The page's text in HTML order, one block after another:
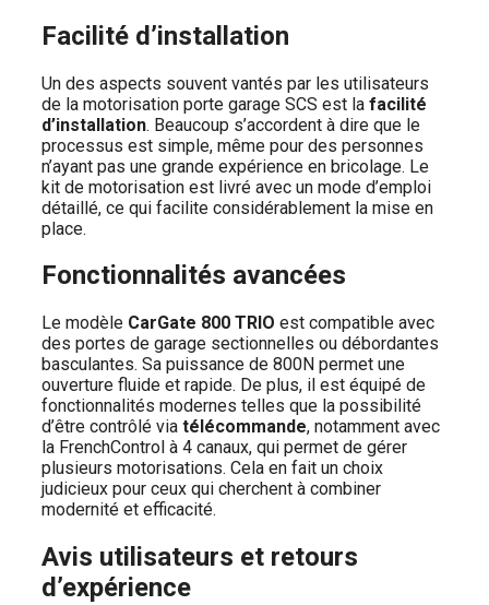
Facilité d’installation
Un des aspects souvent vantés par les utilisateurs
de la motorisation porte garage SCS est la facilité
d’installation. Beaucoup s’accordent à dire que le
processus est simple, même pour des personnes
n’ayant pas une grande expérience en bricolage. Le
kit de motorisation est livré avec un mode d’emploi
détaillé, ce qui facilite considérablement la mise en
place.
Fonctionnalités avancées
Le modèle CarGate 800 TRIO est compatible avec
des portes de garage sectionnelles ou débordantes
basculantes. Sa puissance de 800N permet une
ouverture fluide et rapide. De plus, il est équipé de
fonctionnalités modernes telles que la possibilité
d’être contrôlé via télécommande, notamment avec
la FrenchControl à 4 canaux, qui permet de gérer
plusieurs motorisations. Cela en fait un choix
judicieux pour ceux qui cherchent à combiner
modernité et efficacité.
Avis utilisateurs et retours
d’expérience